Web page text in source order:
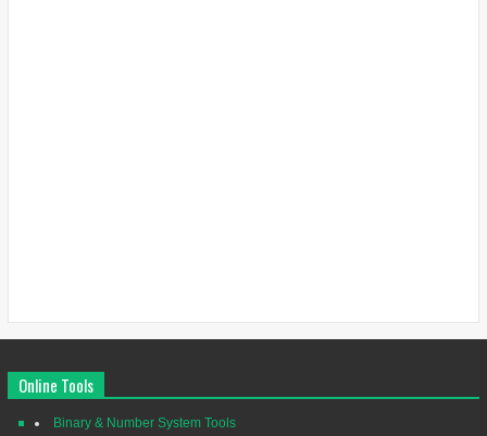
Online Tools
Binary & Number System Tools